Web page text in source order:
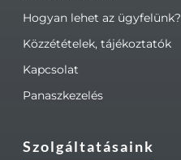
Hogyan lehet az ügyfelünk?
Közzétételek, tájékoztatók
Kapcsolat
Panaszkezelés
Szolgáltatásaink